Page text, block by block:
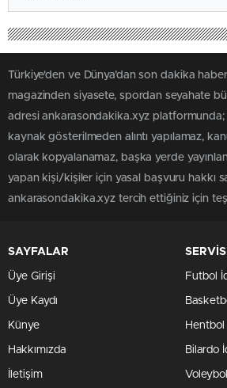
Türkiye'den ve Dünya’dan son dakika
magazinden siyasete, spordan seyahate
adresi ankarasondakika.xyz platformunda;
kaynak gösterilmeden alıntı yapılamaz,
olarak kopyalanamaz, başka yerde
yapan kişi/kişiler için yasal başvuru hakkı
ankarasondakika.xyz tercih ettiğiniz için
SAYFALAR
Üye Girişi
Üye Kaydı
Künye
Hakkımızda
İletişim
Futbol
Hentbol
Bilardo